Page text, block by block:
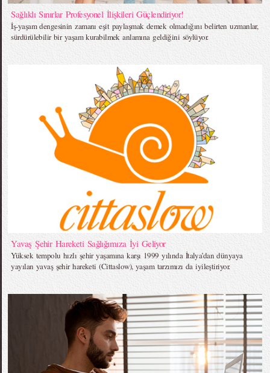
Sağlıklı Sınırlar Profesyonel İlişkileri Güçlendiriyor!
İş-yaşam dengesinin zamanı eşit paylaşmak demek olmadığını belirten uzmanlar,
sürdürülebilir bir yaşam kurabilmek anlamına geldiğini söylüyor.
Yavaş Şehir Hareketi Sağlığımıza İyi Geliyor
Yüksek tempolu hızlı şehir yaşamına karşı 1999 yılında İtalya’dan dünyaya
yayılan yavaş şehir hareketi (Cittaslow), yaşam tarzımızı da iyileştiriyor.